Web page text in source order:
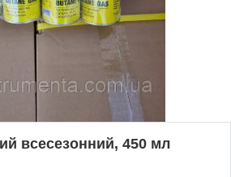
всесезонний, 450 мл